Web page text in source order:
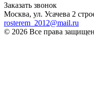
Заказать звонок
Москва, ул. Усачева 2
rosterem_2012@mail.ru
© 2026 Все права